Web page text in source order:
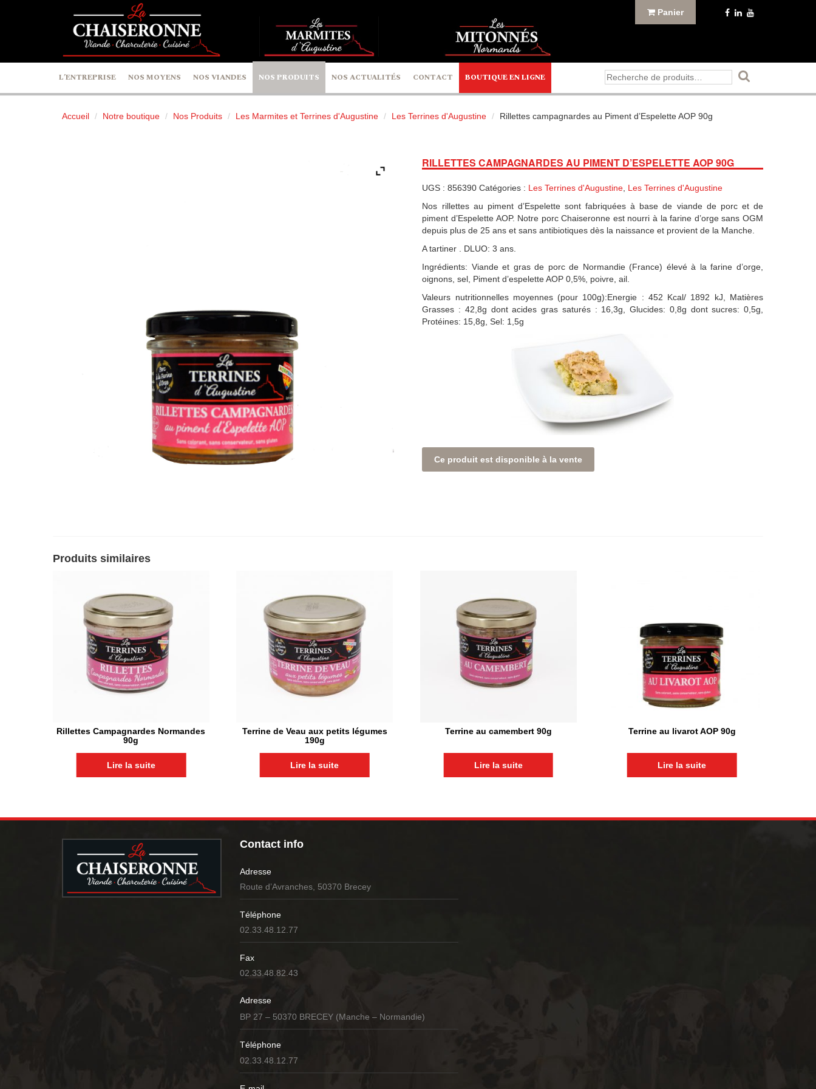
Panier
L’ENTREPRISE NOS MOYENS NOS VIANDES NOS PRODUITS NOS ACTUALITÉS CONTACT BOUTIQUE EN LIGNE
Recherche
pour :
Accueil Notre boutique Nos Produits Les Marmites et Terrines d'Augustine Les Terrines d'Augustine Rillettes campagnardes au Piment d’Espelette AOP 90g
RILLETTES CAMPAGNARDES AU PIMENT D’ESPELETTE AOP 90G
UGS :856390 Catégories : Les Terrines d'Augustine Les Terrines d'Augustine
Nos rillettes au piment d’Espelette sont fabriquées à base de viande de porc et de
piment d’Espelette AOP. Notre porc Chaiseronne est nourri à la farine d’orge sans OGM
depuis plus de 25 ans et sans antibiotiques dès la naissance et provient de la Manche.
A tartiner . DLUO: 3 ans.
Ingrédients: Viande et gras de porc de Normandie (France) élevé à la farine d’orge,
oignons, sel, Piment d’espelette AOP 0,5%, poivre, ail.
Valeurs nutritionnelles moyennes (pour 100g):Energie : 452 Kcal/ 1892 kJ, Matières
Grasses : 42,8g dont acides gras saturés : 16,3g, Glucides: 0,8g dont sucres: 0,5g,
Protéines: 15,8g, Sel: 1,5g
Ce produit est disponible à la vente
Produits similaires
Rillettes Campagnardes Normandes
90g
Lire la suite
Terrine de Veau aux petits légumes
190g
Lire la suite
Terrine au camembert 90g
Lire la suite
Terrine au livarot AOP 90g
Lire la suite
Contact info
Adresse
Route d’Avranches, 50370 Brecey
Téléphone
02.33.48.12.77
Fax
02.33.48.82.43
Adresse
BP 27 – 50370 BRECEY (Manche – Normandie)
Téléphone
02.33.48.12.77